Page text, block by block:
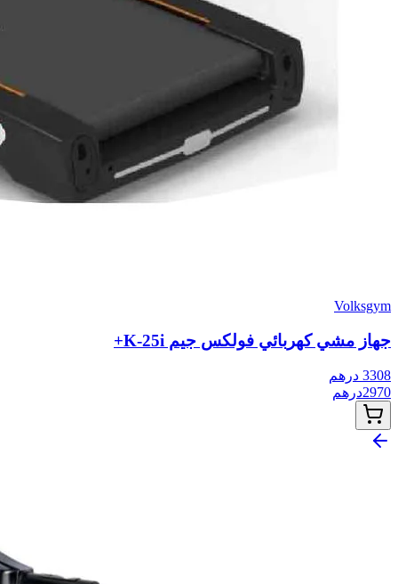
Volksgym
جهاز مشي كهربائي فولكس جيم K-25i+
3308 درهم
2970درهم